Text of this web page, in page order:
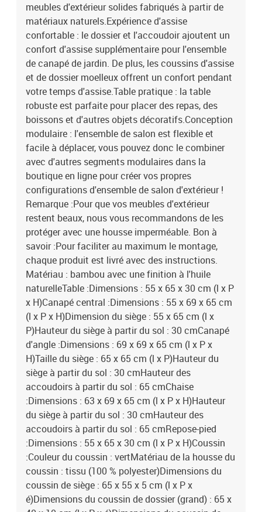
coussin de dossier
meubles d'extérieur solides fabriqués à partir de
matériaux naturels.Expérience d'assise
confortable : le dossier et l'accoudoir ajoutent un
confort d'assise supplémentaire pour l'ensemble
de canapé de jardin. De plus, les coussins d'assise
et de dossier moelleux offrent un confort pendant
votre temps d'assise.Table pratique : la table
robuste est parfaite pour placer des repas, des
boissons et d'autres objets décoratifs.Conception
modulaire : l'ensemble de salon est flexible et
facile à déplacer, vous pouvez donc le combiner
avec d'autres segments modulaires dans la
boutique en ligne pour créer vos propres
configurations d'ensemble de salon d'extérieur !
Remarque :Pour que vos meubles d'extérieur
restent beaux, nous vous recommandons de les
protéger avec une housse imperméable. Bon à
savoir :Pour faciliter au maximum le montage,
chaque produit est livré avec des instructions.
Matériau : bambou avec une finition à l'huile
naturelleTable :Dimensions : 55 x 65 x 30 cm (l x P
x H)Canapé central :Dimensions : 55 x 69 x 65 cm
(l x P x H)Dimension du siège : 55 x 65 cm (l x
P)Hauteur du siège à partir du sol : 30 cmCanapé
d'angle :Dimensions : 69 x 69 x 65 cm (l x P x
H)Taille du siège : 65 x 65 cm (l x P)Hauteur du
siège à partir du sol : 30 cmHauteur des
accoudoirs à partir du sol : 65 cmChaise
:Dimensions : 63 x 69 x 65 cm (l x P x H)Hauteur
du siège à partir du sol : 30 cmHauteur des
accoudoirs à partir du sol : 65 cmRepose-pied
:Dimensions : 55 x 65 x 30 cm (l x P x H)Coussin
:Couleur du coussin : vertMatériau de la housse du
coussin : tissu (100 % polyester)Dimensions du
coussin de siège : 65 x 55 x 5 cm (l x P x
é)Dimensions du coussin de dossier (grand) : 65 x